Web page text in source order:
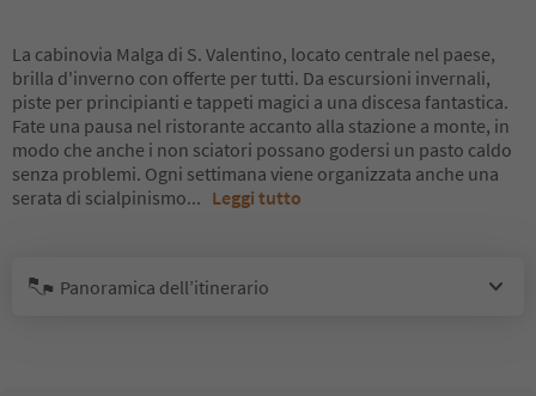
La cabinovia Malga di S. Valentino, locato centrale nel paese,
brilla d'inverno con offerte per tutti. Da escursioni invernali,
piste per principianti e tappeti magici a una discesa fantastica.
Fate una pausa nel ristorante accanto alla stazione a monte, in
modo che anche i non sciatori possano godersi un pasto caldo
senza problemi. Ogni settimana viene organizzata anche una
serata di scialpinismo... Leggi tutto
Panoramica dell’itinerario